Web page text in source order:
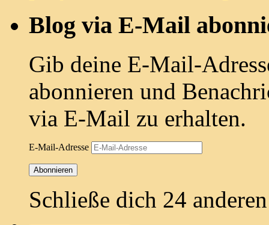
Blog via E-Mail
Gib deine E-Mail-
abonnieren und
via E-Mail zu erhalten.
E-Mail-Adresse
Abonnieren
Schließe dich 24